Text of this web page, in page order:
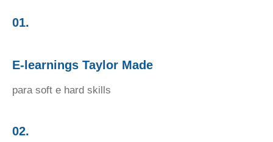
01.
E-learnings Taylor Made
para soft e hard skills
02.